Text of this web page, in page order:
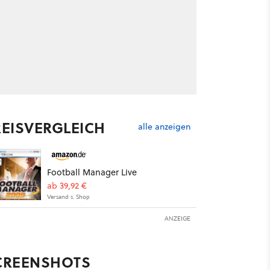
alle anzeigen
Football Manager Live
ab 39,92 €
Versand s. Shop
ANZEIGE